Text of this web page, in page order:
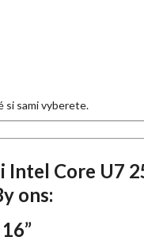
si sami vyberete.
Core U7
ons: